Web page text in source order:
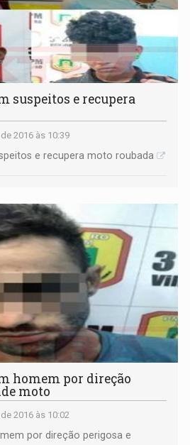
suspeitos e recupera
2016 às 10:39
e recupera moto roubada
homem por direção
moto
2016 às 10:02
por direção perigosa e